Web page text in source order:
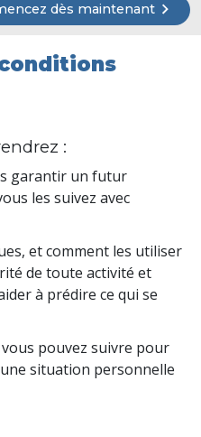
dès maintenant
:
garantir un futur
les suivez avec
et comment les utiliser
de toute activité et
à prédire ce qui se
pouvez suivre pour
situation personnelle